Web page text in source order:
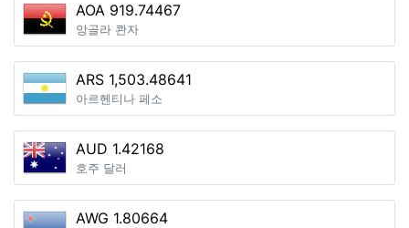
AOA 919.74467
앙골라 콴자
ARS 1,503.48641
아르헨티나 페소
AUD 1.42168
호주 달러
AWG 1.80664